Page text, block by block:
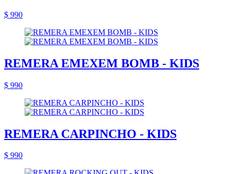
$ 990
REMERA EMEXEM BOMB - KIDS
$ 990
REMERA CARPINCHO - KIDS
$ 990